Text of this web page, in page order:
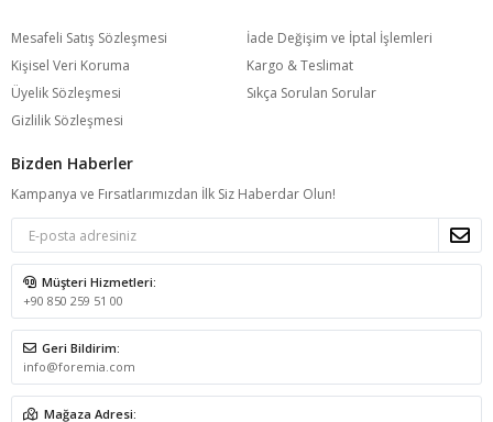
Mesafeli Satış Sözleşmesi
Kişisel Veri Koruma
Üyelik Sözleşmesi
Gizlilik Sözleşmesi
İade Değişim ve İptal İşlemleri
Kargo & Teslimat
Sıkça Sorulan Sorular
Bizden Haberler
Kampanya ve Fırsatlarımızdan İlk Siz Haberdar Olun!
Müşteri Hizmetleri:
+90 850 259 51 00
Geri Bildirim:
info@foremia.com
Mağaza Adresi: